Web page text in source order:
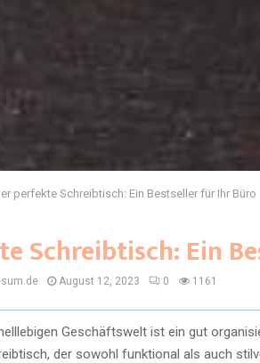
perfekte Schreibtisch: Ein Bestseller für Ihr Büro
Schreibtisch: Ein
August 12, 2023 0 1161
Geschäftswelt ist ein gut
der sowohl funktional als auch